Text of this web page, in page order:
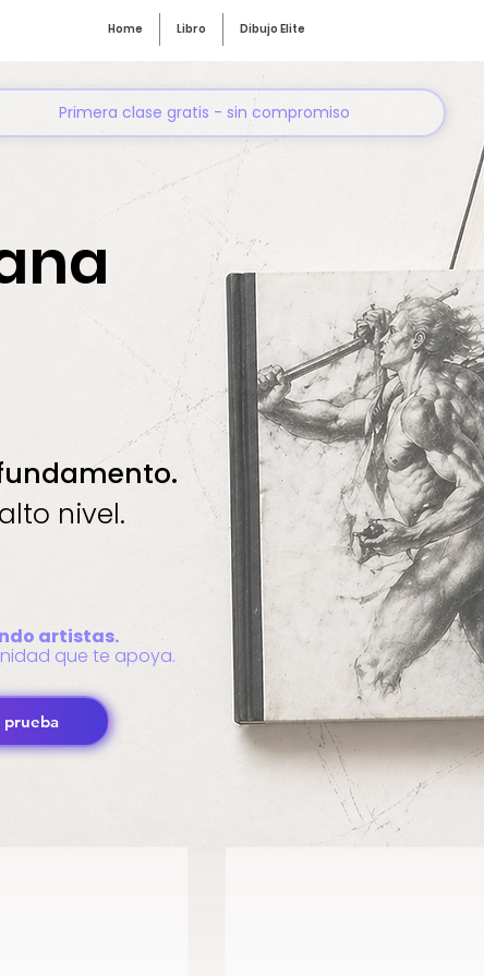
Home Libro Dibujo Elite
Primera clase gratis - sin compromiso
nivel.
artistas.
que te apoya.
prueba